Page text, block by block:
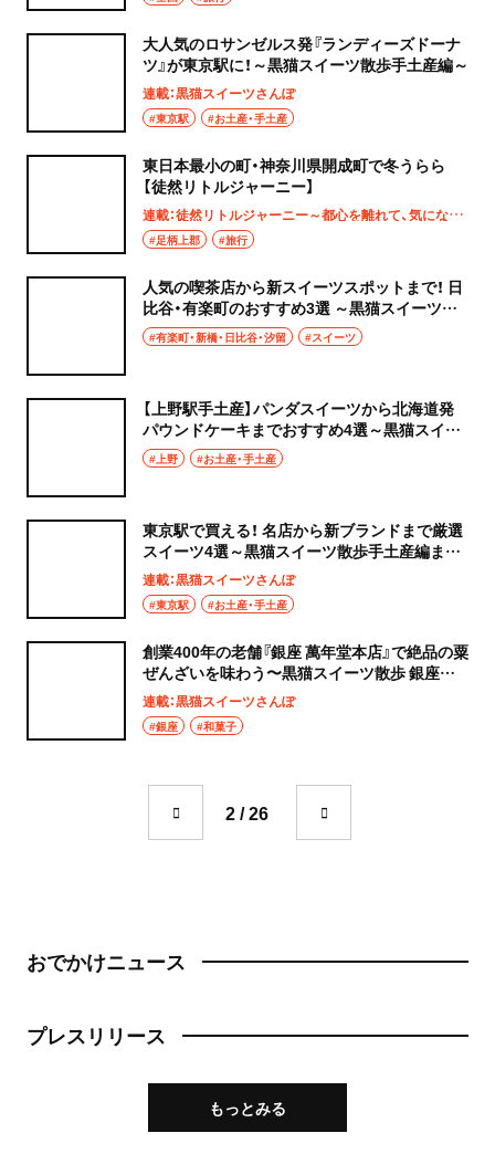
大人気のロサンゼルス発『ランディーズドーナ
ツ』が東京駅に！～黒猫スイーツ散歩手土産編～
連載：黒猫スイーツさんぽ
#東京駅 #お土産・手土産
東日本最小の町・神奈川県開成町で冬うらら
【徒然リトルジャーニー】
連載：徒然リトルジャーニー～都心を離れて、気になる土地へ
#足柄上郡 #旅行
人気の喫茶店から新スイーツスポットまで！ 日
比谷・有楽町のおすすめ3選 ～黒猫スイーツ散
歩 日比谷・有楽町編まとめ～
#有楽町・新橋・日比谷・汐留 #スイーツ
【上野駅手土産】パンダスイーツから北海道発
パウンドケーキまでおすすめ4選～黒猫スイー
ツ散歩手土産編まとめ～
#上野 #お土産・手土産
東京駅で買える！ 名店から新ブランドまで厳選
スイーツ4選～黒猫スイーツ散歩手土産編まと
め～
連載：黒猫スイーツさんぽ
#東京駅 #お土産・手土産
創業400年の老舗『銀座 萬年堂本店』で絶品の粟
ぜんざいを味わう〜黒猫スイーツ散歩 銀座編
19〜
連載：黒猫スイーツさんぽ
#銀座 #和菓子
2 / 26
おでかけニュース
プレスリリース
もっとみる